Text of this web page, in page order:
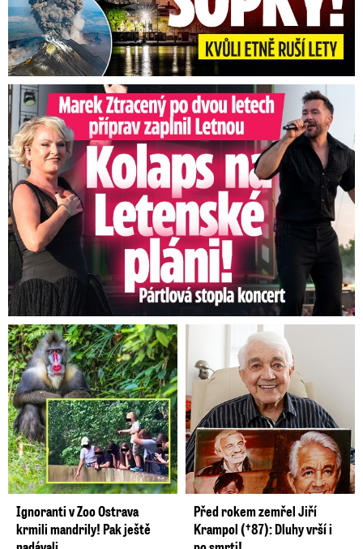
Marek Ztracený na Letné: Pártlová stopla koncert
Ignoranti v Zoo Ostrava
krmili mandrily! Pak ještě
Před rokem zemřel Jiří
Krampol (†87): Dluhy vrší i